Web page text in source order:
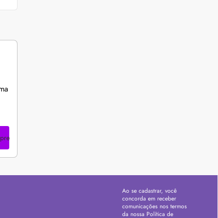
Ao se cadastrar, você
concorda em receber
comunicações nos termos
da nossa Política de